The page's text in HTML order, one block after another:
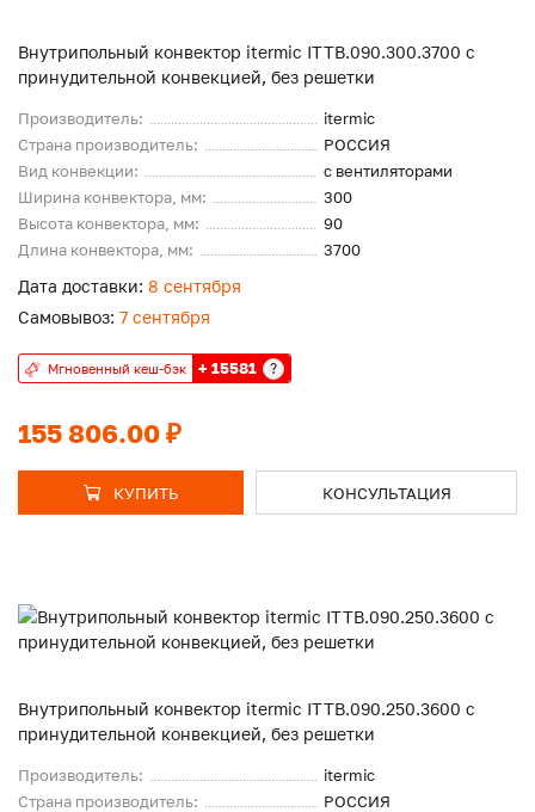
Внутрипольный конвектор itermic ITTB.090.300.3700 с
принудительной конвекцией, без решетки
Производитель:
itermic
Страна производитель:
РОССИЯ
Вид конвекции:
с вентиляторами
Ширина конвектора, мм:
300
Высота конвектора, мм:
90
Длина конвектора, мм:
3700
155 806.00 ₽
Дата доставки: 8 сентября
Самовывоз: 7 сентября
Мгновенный кеш-бэк + 15581 ?
КУПИТЬ КОНСУЛЬТАЦИЯ
Внутрипольный конвектор itermic ITTB.090.250.3600 с
принудительной конвекцией, без решетки
Производитель:
itermic
Страна производитель:
РОССИЯ